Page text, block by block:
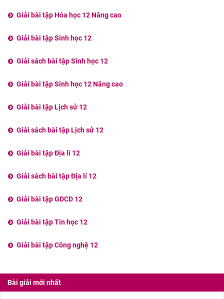
Giải bài tập Hóa học 12 Nâng cao
Giải bài tập Sinh học 12
Giải sách bài tập Sinh học 12
Giải bài tập Sinh học 12 Nâng cao
Giải bài tập Lịch sử 12
Giải sách bài tập Lịch sử 12
Giải bài tập Địa lí 12
Giải sách bài tập Địa lí 12
Giải bài tập GDCD 12
Giải bài tập Tin học 12
Giải bài tập Công nghệ 12
Bài giải mới nhất